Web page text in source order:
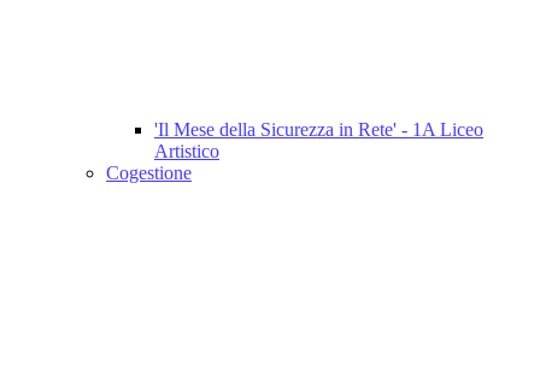
'Il Mese della Sicurezza in Rete' - 1A Liceo
Artistico
Cogestione